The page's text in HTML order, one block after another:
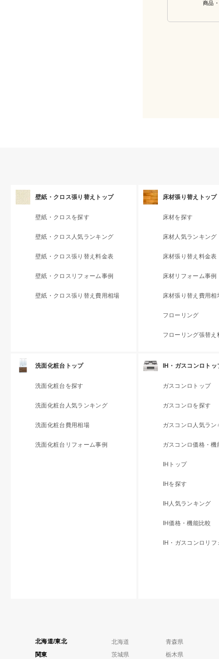
商品
壁紙・クロス張り替えトップ
壁紙・クロスを探す
壁紙・クロス人気ランキング
壁紙・クロス張り替え料金表
壁紙・クロスリフォーム事例
壁紙・クロス張り替え費用相場
床材張り替えトップ
床材を探す
床材人気ランキング
床材張り替え料金表
床材リフォーム事例
床材張り替え費用相
フローリング
フローリング張替え
洗面化粧台トップ
洗面化粧台を探す
洗面化粧台人気ランキング
洗面化粧台費用相場
洗面化粧台リフォーム事例
IH・ガスコンロトッ
ガスコンロトップ
ガスコンロを探す
ガスコンロ人気ラン
ガスコンロ価格・機
IHトップ
IHを探す
IH人気ランキング
IH価格・機能比較
IH・ガスコンロリフ
北海道/東北 北海道
青森県
関東
茨城県 栃木県